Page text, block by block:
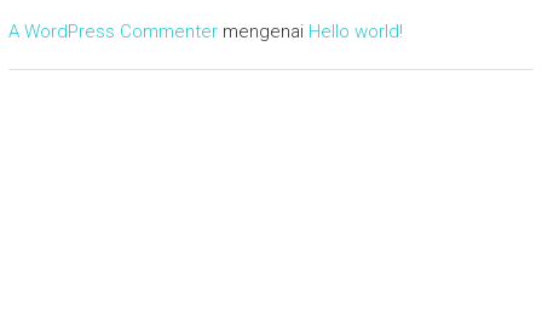
A WordPress Commentermengenai Hello world!